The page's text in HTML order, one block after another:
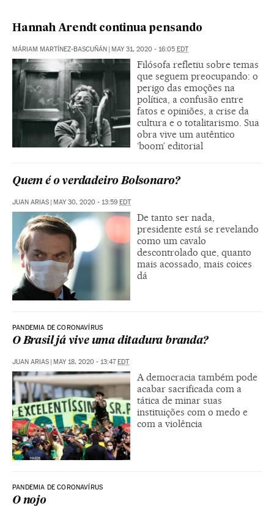
Hannah Arendt continua pensando
MÁRIAM MARTÍNEZ-BASCUÑÁN | MAY 31, 2020 - 16:05 EDT
Filósofa refletiu sobre temas
que seguem preocupando: o
perigo das emoções na
política, a confusão entre
fatos e opiniões, a crise da
cultura e o totalitarismo. Sua
obra vive um autêntico
‘boom’ editorial
Quem é o verdadeiro Bolsonaro?
JUAN ARIAS | MAY 30, 2020 - 13:59 EDT
De tanto ser nada,
presidente está se revelando
como um cavalo
descontrolado que, quanto
mais acossado, mais coices
dá
PANDEMIA DE CORONAVÍRUS
O Brasil já vive uma ditadura branda?
JUAN ARIAS | MAY 18, 2020 - 13:47EDT
A democracia também pode
acabar sacrificada com a
tática de minar suas
instituições com o medo e
com a violência
PANDEMIA DE CORONAVÍRUS
O nojo